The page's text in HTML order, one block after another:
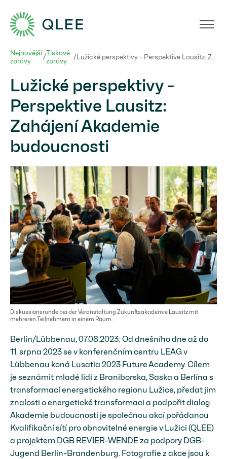
Nejnovější
zprávy
/Tiskové
zprávy
/
Lužické perspektivy -
Perspektive Lausitz:
Zahájení Akademie
budoucnosti
Diskussionsrunde bei der Veranstaltung Zukunftsakademie Lausitz mit
mehreren Teilnehmern in einem Raum.
Berlín/Lübbenau, 07.08.2023: Od dnešního dne až do
11. srpna 2023 se v konferenčním centru LEAG v
Lübbenau koná Lusatia 2023 Future Academy. Cílem
je seznámit mladé lidi z Braniborska, Saska a Berlína s
transformací energetického regionu Lužice, předat jim
znalosti o energetické transformaci a podpořit dialog.
Akademie budoucnosti je společnou akcí pořádanou
Kvalifikační sítí pro obnovitelné energie v Lužici (QLEE)
a projektem DGB REVIER-WENDE za podpory DGB-
Jugend Berlin-Brandenburg. Fotografie z akce jsou k